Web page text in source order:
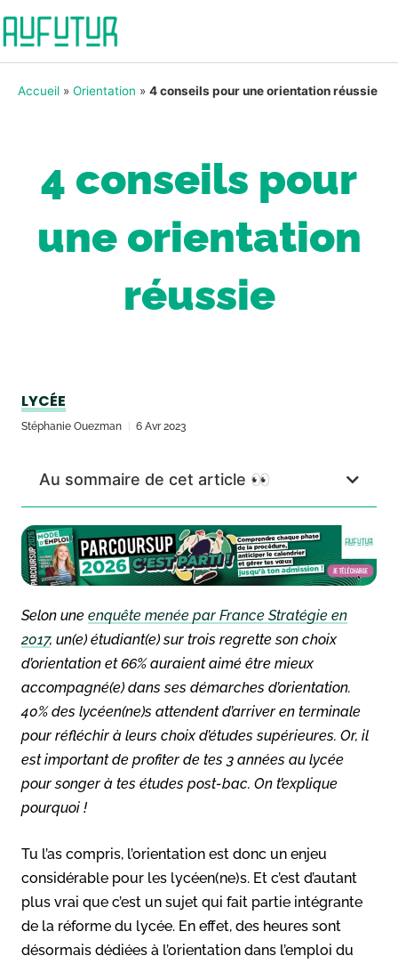
Accueil » Orientation » 4 conseils pour une orientation réussie
4 conseils pour
une orientation
réussie
LYCÉE
Stéphanie Ouezman 6 Avr 2023
Au sommaire de cet article 👀
Selon une enquête menée par France Stratégie en
2017, un(e) étudiant(e) sur trois regrette son choix
d’orientation et 66% auraient aimé être mieux
accompagné(e) dans ses démarches d’orientation.
40% des lycéen(ne)s attendent d’arriver en terminale
pour réfléchir à leurs choix d’études supérieures. Or, il
est important de profiter de tes 3 années au lycée
pour songer à tes études post-bac. On t’explique
pourquoi !
Tu l’as compris, l’orientation est donc un enjeu
considérable pour les lycéen(ne)s. Et c’est d’autant
plus vrai que c’est un sujet qui fait partie intégrante
de la réforme du lycée. En effet, des heures sont
désormais dédiées à l’orientation dans l’emploi du